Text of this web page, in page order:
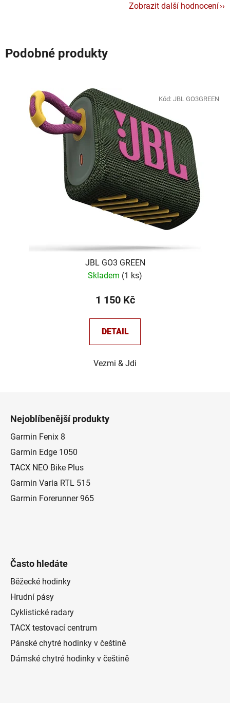
Zobrazit další hodnocení
Podobné produkty
JBL GO3 GREEN
Skladem (1 ks)
1 150 Kč
DETAIL
Vezmi & Jdi
Kód: JBL GO3GREEN
Nejoblíbenější produkty
Garmin Fenix 8
Garmin Edge 1050
TACX NEO Bike Plus
Garmin Varia RTL 515
Garmin Forerunner 965
Často hledáte
Běžecké hodinky
Hrudní pásy
Cyklistické radary
TACX testovací centrum
Pánské chytré hodinky v češtině
Dámské chytré hodinky v češtině